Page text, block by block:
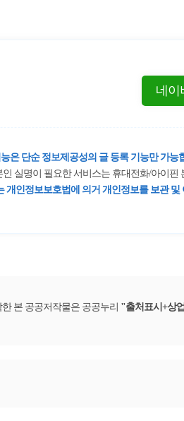
네이
은 단순 정보제공성의 글 등록 기능만 가능
실명이 필요한 서비스는 휴대전화/아이핀
인정보보호법에 의거 개인정보를 보관 및
본 공공저작물은 공공누리 출처표시+상